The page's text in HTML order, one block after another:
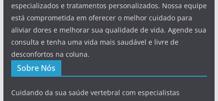
especializados e tratamentos personalizados. Nossa equipe
está comprometida em oferecer o melhor cuidado para
aliviar dores e melhorar sua qualidade de vida. Agende sua
consulta e tenha uma vida mais saudável e livre de
desconfortos na coluna.
Sobre Nós
Cuidando da sua saúde vertebral com especialistas